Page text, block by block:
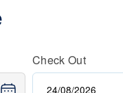
Check Out